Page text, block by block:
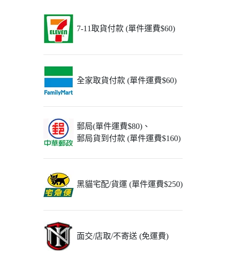
7-11取貨付款 (單件運費$60)
全家取貨付款 (單件運費$60)
郵局(單件運費$80)、
郵局貨到付款 (單件運費$160)
黑貓宅配/貨運 (單件運費$250)
面交/店取/不寄送 (免運費)